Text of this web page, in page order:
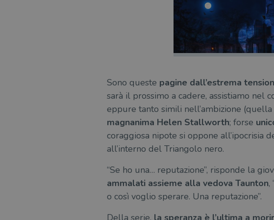
Sono queste pagine dall’estrema
sarà il prossimo a cadere, assistiamo nel
eppure tanto simili nell’ambizione (quella
magnanima Helen Stallworth; forse
coraggiosa nipote si oppone all’ipocrisia
all’interno del Triangolo nero.
“Se ho una… reputazione”, risponde la
ammalati assieme alla vedova Taunton,
o così voglio sperare. Una reputazione”.
Della serie, la speranza è l’ultima a